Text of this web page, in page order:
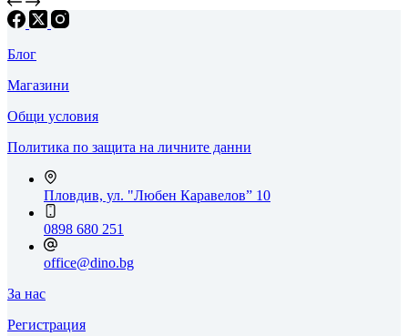
Блог
Магазини
Общи условия
Политика по защита на личните данни
Пловдив, ул. "Любен Каравелов” 10
0898 680 251
office@dino.bg
За нас
Регистрация